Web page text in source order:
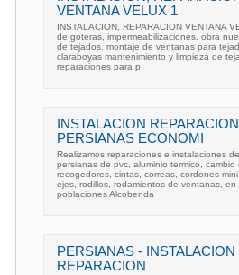
VENTANA VELUX 1
INSTALACION, REPARACION VENTANA
de goteras, impermeabilizaciones. obra
de tejados. montaje de ventanas para
claraboyas mantenimiento y limpieza de
reparaciones para p
INSTALACION REPARACION
PERSIANAS ECONOMI
Realizamos reparaciones e instalaciones
persianas de pvc, aluminio termico, cambio
recogedores, cintas, correas, cordones
ejes, rodillos, rodamientos de ventanas, en
poblaciones Alcobenda
PERSIANAS - INSTALACION
REPARACION